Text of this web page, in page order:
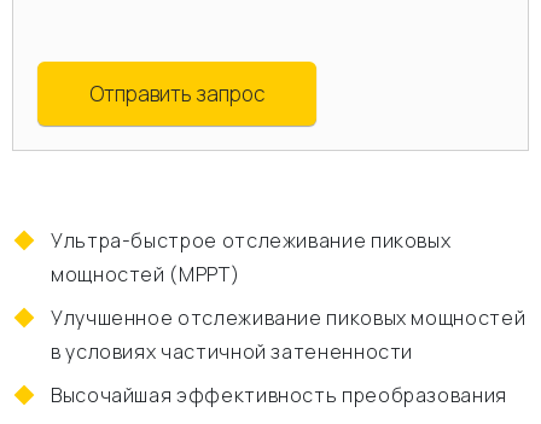
Отправить запрос
Ультра-быстрое отслеживание пиковых
мощностей (MPPT)
Улучшенное отслеживание пиковых мощностей
в условиях частичной затененности
Высочайшая эффективность преобразования